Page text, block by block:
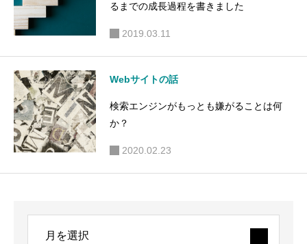
るまでの成長過程を書きました
2019.03.11
Webサイトの話
検索エンジンがもっとも嫌がることは何
か？
2020.02.23